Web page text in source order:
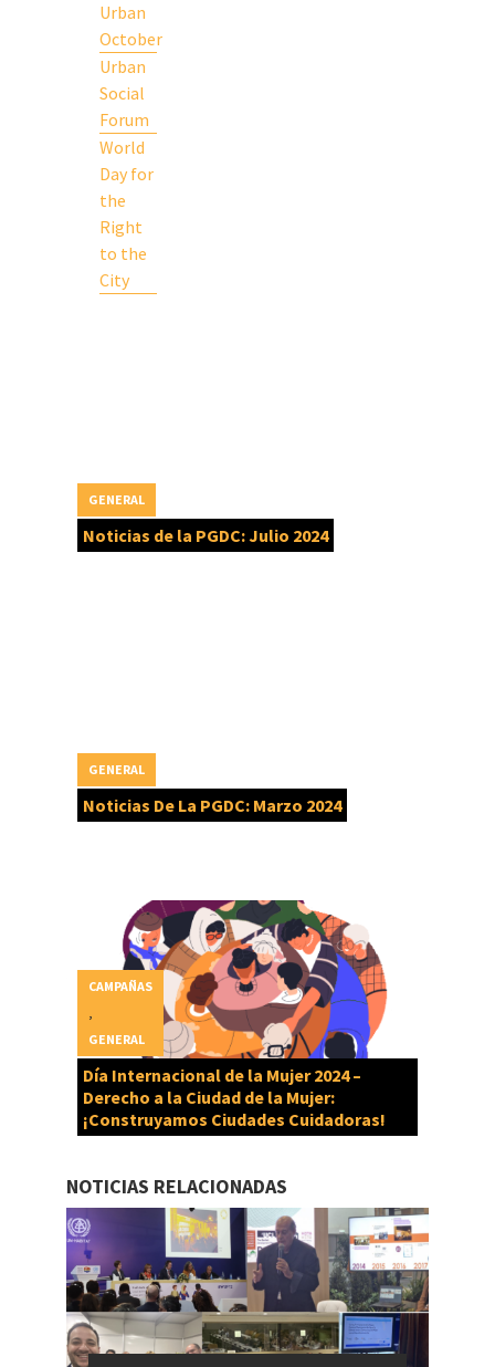
Urban
October
Urban
Social
Forum
World
Day for
the
Right
to the
City
Noticias de la PGDC: Julio 2024
GENERAL
Noticias De La PGDC: Marzo 2024
GENERAL
Día Internacional de la Mujer 2024 –
Derecho a la Ciudad de la Mujer:
¡Construyamos Ciudades Cuidadoras!
CAMPAÑAS
GENERAL
NOTICIAS RELACIONADAS